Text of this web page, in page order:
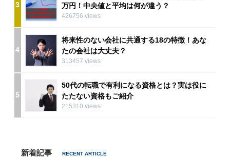
3
万円！中央値と平均は何が違う？
426756 views
4
将来性のない会社に共通する18の特徴！あな
たの会社は大丈夫？
313457 views
5
50代の転職で有利になる資格とは？実は役に
たたない資格もご紹介
215310 views
新着記事